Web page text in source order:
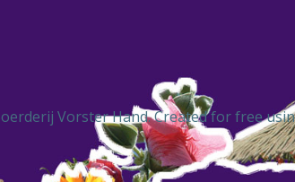
Vorster Hand. Created for free